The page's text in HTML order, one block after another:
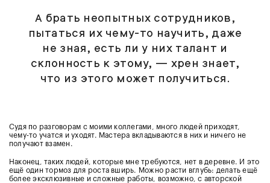
А брать неопытных сотрудников,
пытаться их чему-то научить, даже
не зная, есть ли у них талант и
склонность к этому, — хрен знает,
что из этого может получиться.
Судя по разговорам с моими коллегами, много людей приходят,
чему-то учатся и уходят. Мастера вкладываются в них и ничего не
получают взамен.
Наконец, таких людей, которые мне требуются, нет в деревне. И это
ещё один тормоз для роста вширь. Можно расти вглубь: делать ещё
более эксклюзивные и сложные работы, возможно, с авторской